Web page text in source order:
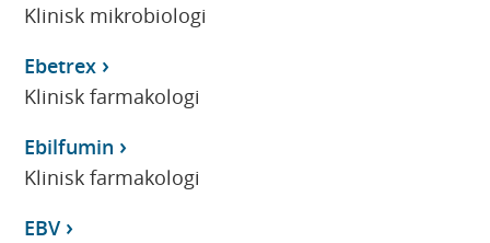
Klinisk mikrobiologi
Ebetrex
Klinisk farmakologi
Ebilfumin
Klinisk farmakologi
EBV